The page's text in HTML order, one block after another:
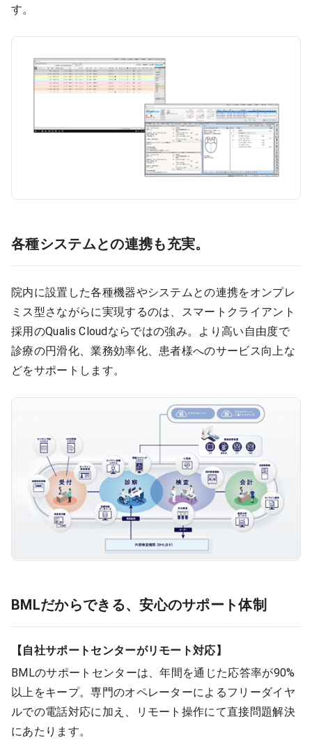
医院の譲渡・売却をお考えの方
す。
各種システムとの連携も充実。
院内に設置した各種機器やシステムとの連携をオンプレ
ミス型さながらに実現するのは、スマートクライアント
採用のQualis Cloudならではの強み。より高い自由度で
診療の円滑化、業務効率化、患者様へのサービス向上な
どをサポートします。
BMLだからできる、安心のサポート体制
【自社サポートセンターがリモート対応】
BMLのサポートセンターは、年間を通じた応答率が90%
以上をキープ。専門のオペレーターによるフリーダイヤ
ルでの電話対応に加え、リモート操作にて直接問題解決
にあたります。